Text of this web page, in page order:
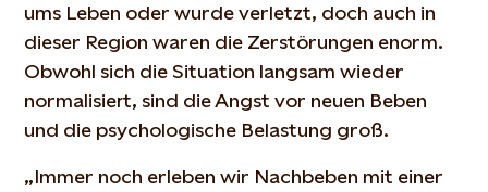
ums Leben oder wurde verletzt, doch auch in
dieser Region waren die Zerstörungen enorm.
Obwohl sich die Situation langsam wieder
normalisiert, sind die Angst vor neuen Beben
und die psychologische Belastung groß.
„Immer noch erleben wir Nachbeben mit einer